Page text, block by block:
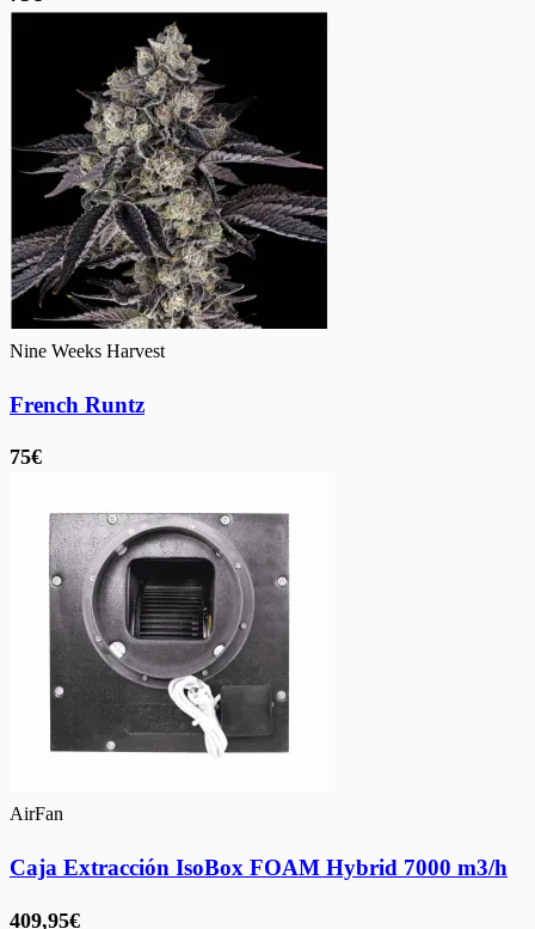
Nine Weeks Harvest
French Runtz
75€
AirFan
Caja Extracción IsoBox FOAM Hybrid 7000 m3/h
409,95€